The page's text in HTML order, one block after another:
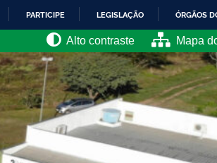
PARTICIPE LEGISLAÇÃO ÓRGÃOS
Alto contraste Mapa